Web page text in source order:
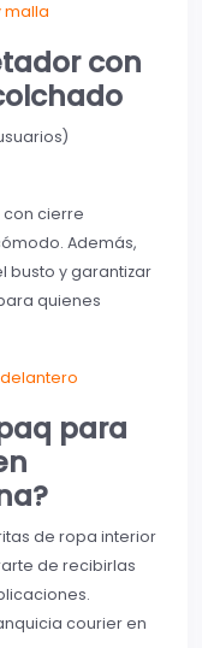
malla
con
con cierre
Además,
busto y garantizar
quienes
para
de ropa interior
de recibirlas
courier en